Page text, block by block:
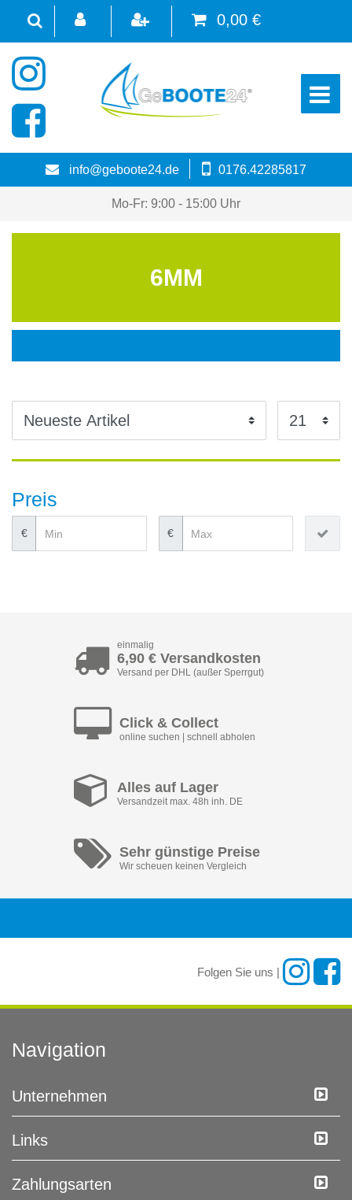
0,00 €
☰
info@geboote24.de 0176.42285817
Mo-Fr: 9:00 - 15:00 Uhr
6MM
Preis
€ €
einmalig
6,90 € Versandkosten
Versand per DHL (außer Sperrgut)
Click & Collect
online suchen | schnell abholen
Alles auf Lager
Versandzeit max. 48h inh. DE
Sehr günstige Preise
Wir scheuen keinen Vergleich
Folgen Sie uns |
Navigation
Unternehmen
Links
Zahlungsarten